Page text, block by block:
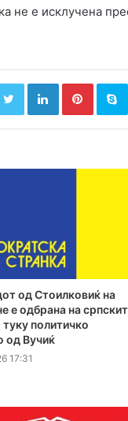
не е исклучена
TwitterLinkedIn
од Стоилковиќ на
е одбрана на
туку политичко
од Вучиќ
17:31